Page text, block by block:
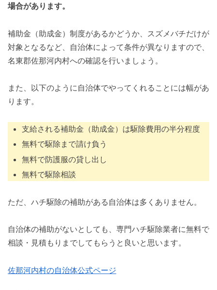
場合があります。
補助金（助成金）制度があるかどうか、スズメバチだけが
対象となるなど、自治体によって条件が異なりますので、
名東郡佐那河内村への確認を行いましょう。
また、以下のように自治体でやってくれることには幅があ
ります。
支給される補助金（助成金）は駆除費用の半分程度
無料で駆除まで請け負う
無料で防護服の貸し出し
無料で駆除相談
ただ、ハチ駆除の補助がある自治体は多くありません。
自治体の補助がないとしても、専門ハチ駆除業者に無料で
相談・見積もりまでしてもらうと良いと思います。
佐那河内村の自治体公式ページ